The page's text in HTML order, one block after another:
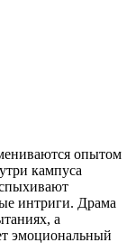
опытом
кампуса
интриги. Драма
а
эмоциональный